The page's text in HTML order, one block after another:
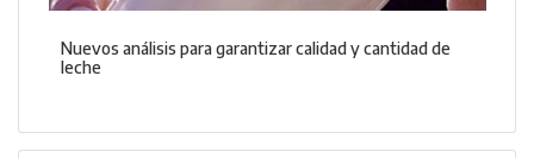
Nuevos análisis para garantizar calidad y cantidad de
leche